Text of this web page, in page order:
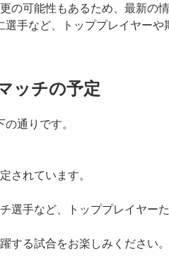
可能性もあるため、最新の
手など、トッププレイヤーや
ッチの予定
通りです。
されています。
選手など、トッププレイヤー
する試合をお楽しみください。